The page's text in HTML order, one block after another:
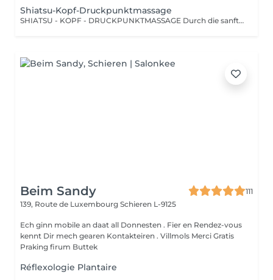
Shiatsu-Kopf-Druckpunktmassage
SHIATSU - KOPF - DRUCKPUNKTMASSAGE Durch die sanfte Stimulation bestimmter Druckpunkte und Energiebahnen werden Blockaden gelöst und der Energiefluss im Körper wiederhergestellt.
Beim Sandy
111
139, Route de Luxembourg Schieren L-9125
Ech ginn mobile an daat all Donnesten . Fier en Rendez-vous
kennt Dir mech gearen Kontakteiren . Villmols Merci Gratis
Praking firum Buttek
Réflexologie Plantaire